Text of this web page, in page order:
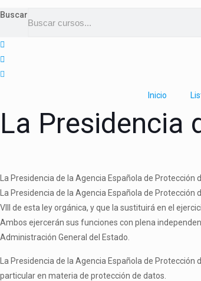
Buscar
Inicio
La Presidencia
La Presidencia de la Agencia Española de
La Presidencia de la Agencia Española de
VIII de esta ley orgánica, y que la sustituirá en el
Ambos ejercerán sus funciones con plena
Administración General del Estado.
La Presidencia de la Agencia Española de
particular en materia de protección de datos.